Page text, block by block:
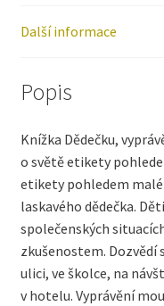
Další informace
Popis
Knížka Dědečku,
o světě etikety
etikety pohledem
laskavého dědečka.
společenských
zkušenostem. Dozvědí
ulici, ve školce, na
v hotelu. Vyprávění